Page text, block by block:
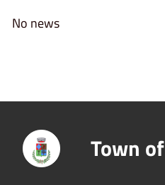
No news
Town of